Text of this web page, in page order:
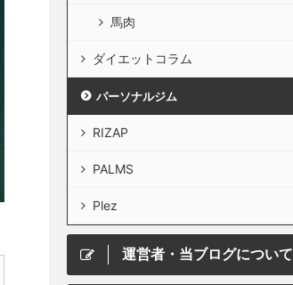
馬肉
ダイエットコラム
パーソナルジム
RIZAP
PALMS
Plez
運営者・当ブログについて